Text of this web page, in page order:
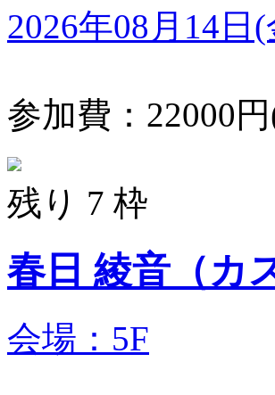
2026年08月14日
参加費：22000
残り 7 枠
春日 綾音（
会場：5F